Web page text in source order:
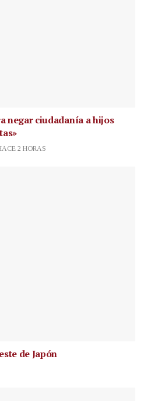
negar ciudadanía a hijos
2 HORAS
de Japón